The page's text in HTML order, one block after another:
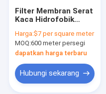
Filter Membran Serat
Kaca Hidrofobik
dengan Membran
GVS GF
Harga:$7 per square meter
MOQ:600 meter persegi
dapatkan harga terbaru
Hubungi sekarang